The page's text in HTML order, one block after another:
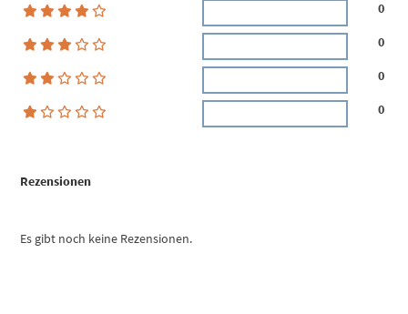
Rezensionen
Es gibt noch keine Rezensionen.
0
0
0
0